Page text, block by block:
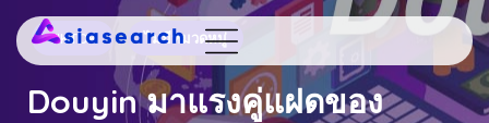
TIKTOK ไม่มีหมวดหมู่
Douyin มาแรงคู่แฝดของ